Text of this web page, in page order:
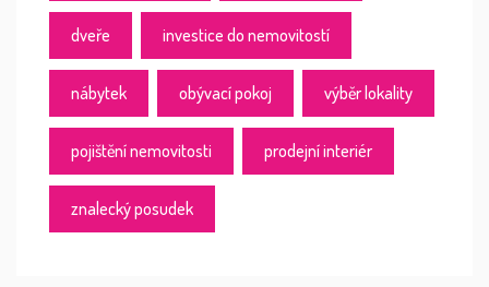
dveře investice do nemovitostí
nábytek obývací pokoj výběr lokality
pojištění nemovitosti prodejní interiér
znalecký posudek